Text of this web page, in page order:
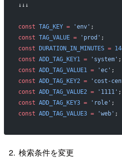
↓↓↓
const TAG_KEY = 'env' ;
const TAG_VALUE = 'prod' ;
const DURATION_IN_MINUTES =
const ADD_TAG_KEY1 = 'system' ;
const ADD_TAG_VALUE1 = 'ec' ;
const ADD_TAG_KEY2 = 'cost-
const ADD_TAG_VALUE2 = '1111' ;
const ADD_TAG_KEY3 = 'role' ;
const ADD_TAG_VALUE3 = 'web' ;
検索条件を変更